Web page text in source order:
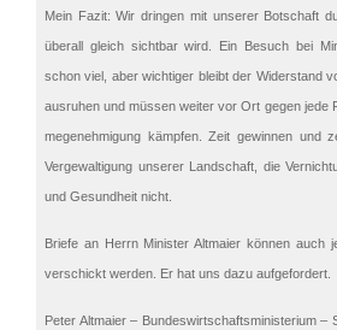
Mein Fazit: Wir dringen mit unserer Botschaft
überall gleich sicht­bar wird. Ein Besuch bei
schon viel, aber wichti­ger bleibt der Wider­stand
ausru­hen und müssen weiter vor Ort gegen jede
me­ge­neh­mi­gung kämpfen. Zeit gewin­nen und
Verge­wal­ti­gung unserer Landschaft, die
und Gesund­heit nicht.
Briefe an Herrn Minis­ter Altmaier können auch
verschickt werden. Er hat uns dazu aufgefordert.
Peter Altmaier – Bundes­wirt­schafts­mi­nis­te­rium –